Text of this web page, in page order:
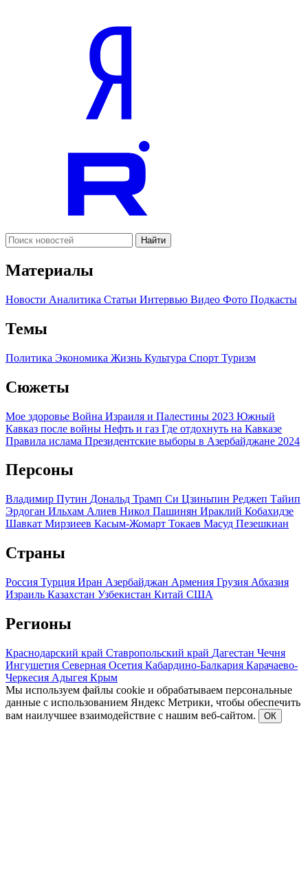
Найти
Материалы
Новости Аналитика Статьи Интервью Видео Фото Подкасты
Темы
Политика Экономика Жизнь Культура Спорт Туризм
Сюжеты
Мое здоровье Война Израиля и Палестины 2023 Южный
Кавказ после войны Нефть и газ Где отдохнуть на Кавказе
Правила ислама Президентские выборы в Азербайджане 2024
Персоны
Владимир Путин Дональд Трамп Си Цзиньпин Реджеп Тайип
Эрдоган Ильхам Алиев Никол Пашинян Ираклий Кобахидзе
Шавкат Мирзиеев Касым-Жомарт Токаев Масуд Пезешкиан
Страны
Россия Турция Иран Азербайджан Армения Грузия Абхазия
Израиль Казахстан Узбекистан Китай США
Регионы
Краснодарский край Ставропольский край Дагестан Чечня
Ингушетия Северная Осетия Кабардино-Балкария Карачаево-
Черкесия Адыгея Крым
Мы используем файлы cookie и обрабатываем персональные
данные с использованием Яндекс Метрики, чтобы обеспечить
вам наилучшее взаимодействие с нашим веб-сайтом.
ОК